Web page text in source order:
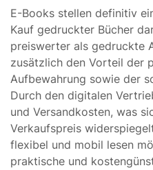
E-Books stellen definitiv
Kauf gedruckter Bücher
preiswerter als gedruckte
zusätzlich den Vorteil der
Aufbewahrung sowie der
Durch den digitalen
und Versandkosten, was
Verkaufspreis
flexibel und mobil lesen
praktische und